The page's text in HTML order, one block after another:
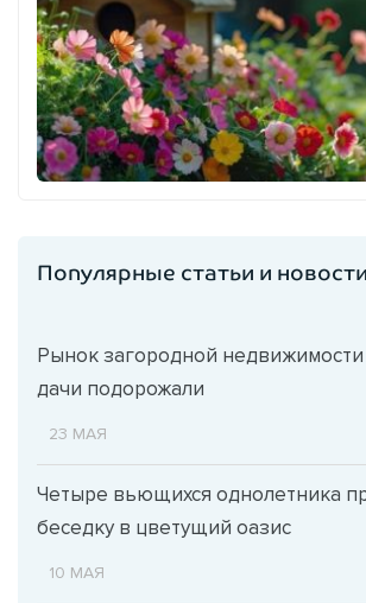
Популярные статьи и новости
Рынок загородной недвижимости
дачи подорожали
23 МАЯ
Четыре вьющихся однолетника
беседку в цветущий оазис
10 МАЯ